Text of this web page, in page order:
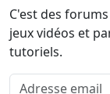
C'est des
jeux vidéos et
tutoriels.
Adresse email